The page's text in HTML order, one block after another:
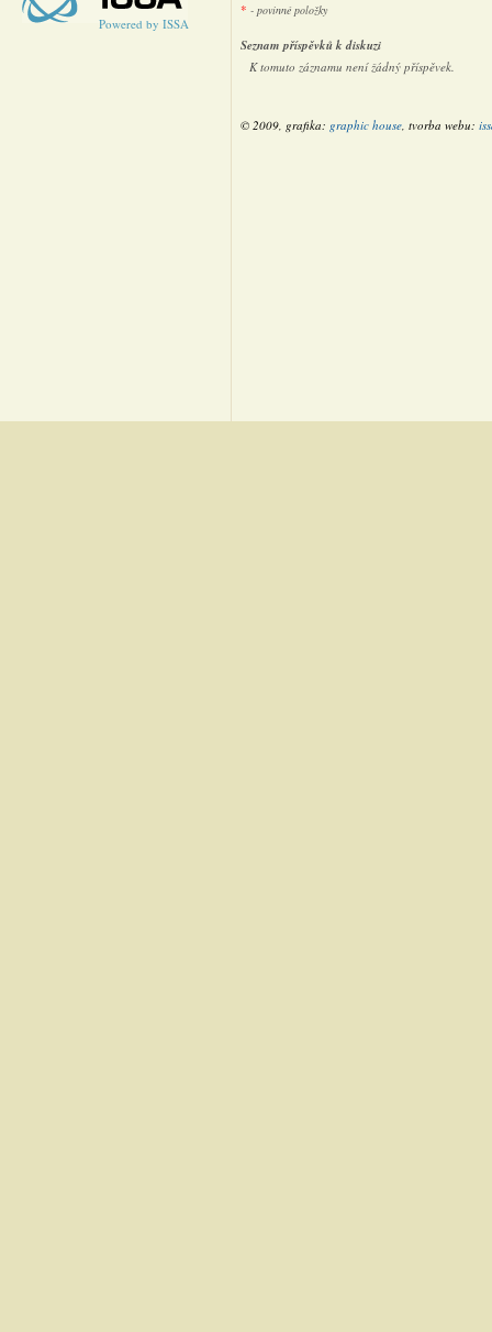
Powered by ISSA
* - povinné položky
Seznam příspěvků k diskuzi
K tomuto záznamu není žádný příspěvek.
© 2009, grafika: graphic house, tvorba webu: